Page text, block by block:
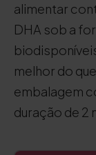
alimentar
DHA sob a
melhor do
embalagem
duração de 2